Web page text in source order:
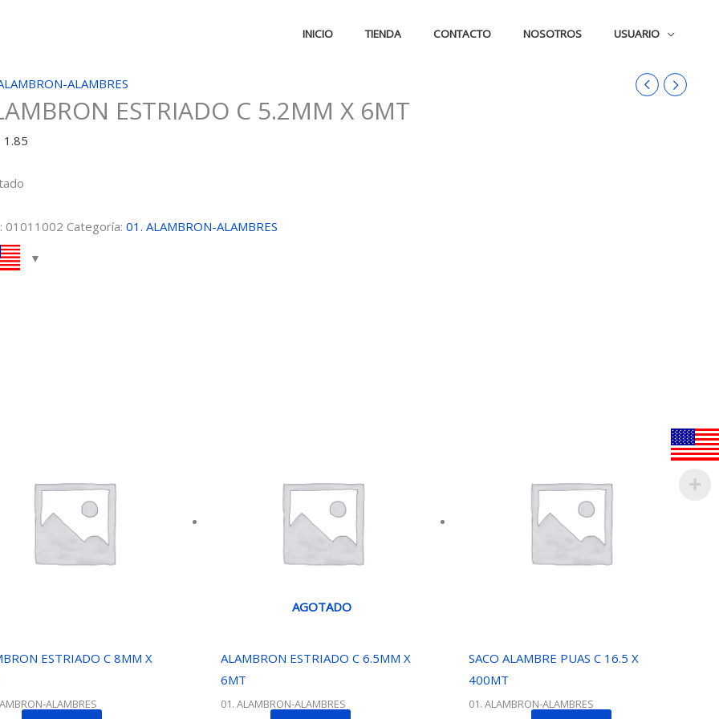
INICIO TIENDA CONTACTO NOSOTROS USUARIO
ALAMBRES
ESTRIADO C 5.2MM X 6MT
1.85
01011002 Categoría:01. ALAMBRON-ALAMBRES
ESTRIADO C 8MM X
ALAMBRES
AGOTADO
ALAMBRON ESTRIADO C 6.5MM X
6MT
01. ALAMBRON-ALAMBRES
SACO ALAMBRE PUAS C 16.5 X
400MT
01. ALAMBRON-ALAMBRES